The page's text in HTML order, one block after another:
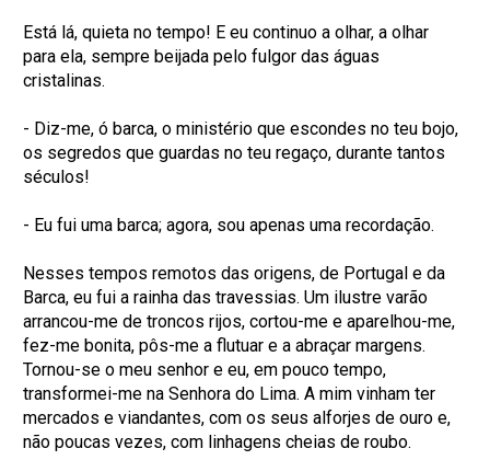
Está lá, quieta no tempo! E eu continuo a olhar, a olhar
para ela, sempre beijada pelo fulgor das águas
cristalinas.
- Diz-me, ó barca, o ministério que escondes no teu bojo,
os segredos que guardas no teu regaço, durante tantos
séculos!
- Eu fui uma barca; agora, sou apenas uma recordação.
Nesses tempos remotos das origens, de Portugal e da
Barca, eu fui a rainha das travessias. Um ilustre varão
arrancou-me de troncos rijos, cortou-me e aparelhou-me,
fez-me bonita, pôs-me a flutuar e a abraçar margens.
Tornou-se o meu senhor e eu, em pouco tempo,
transformei-me na Senhora do Lima. A mim vinham ter
mercados e viandantes, com os seus alforjes de ouro e,
não poucas vezes, com linhagens cheias de roubo.